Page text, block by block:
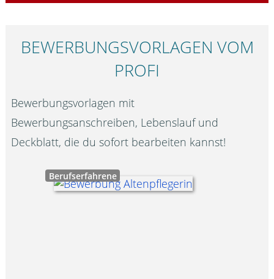
BEWERBUNGS­VORLAGEN VOM
PROFI
Bewerbungsvorlagen mit
Bewerbungsanschreiben, Lebenslauf und
Deckblatt, die du sofort bearbeiten kannst!
Berufserfahrene